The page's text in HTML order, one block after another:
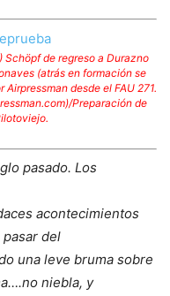
Schöpf de regreso a Durazno
(atrás en formación se
desde el FAU 271.
Preparación de
pasado. Los
acontecimientos
del
una leve bruma sobre
niebla, y